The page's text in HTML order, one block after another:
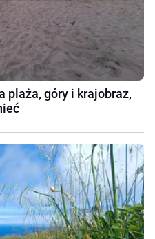
plaża, góry i krajobraz,